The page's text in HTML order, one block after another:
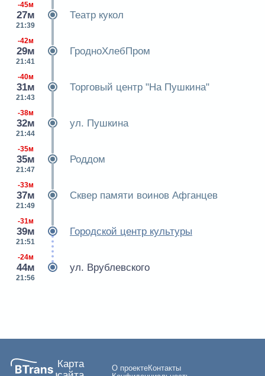
-45м
27м
21:39
Театр кукол
-42м
29м
21:41
ГродноХлебПром
-40м
31м
21:43
Торговый центр "На Пушкина"
-38м
32м
21:44
ул. Пушкина
-35м
35м
21:47
Роддом
-33м
37м
21:49
Сквер памяти воинов Афганцев
-31м
39м
21:51
Городской центр культуры
-24м
44м
21:56
ул. Врублевского
Карта
О проектеКонтакты